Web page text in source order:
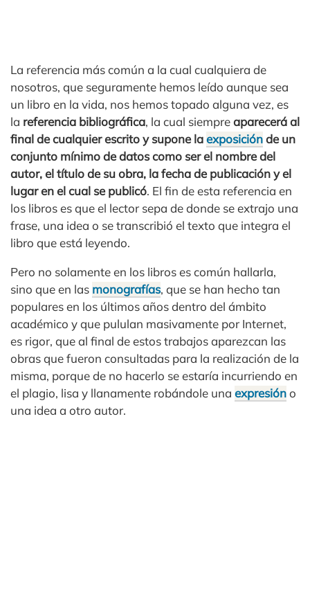
La referencia más común a la cual cualquiera de
nosotros, que seguramente hemos leído aunque sea
un libro en la vida, nos hemos topado alguna vez, es
la referencia bibliográfica, la cual siempreaparecerá al
final de cualquier escrito y supone laexposiciónde un
conjunto mínimo de datos como ser el nombre del
autor, el título de su obra, la fecha de publicación y el
lugar en el cual se publicó. El fin de esta referencia en
los libros es que el lector sepa de donde se extrajo una
frase, una idea o se transcribió el texto que integra el
libro que está leyendo.
Pero no solamente en los libros es común hallarla,
sino que en las monografías, que se han hecho tan
populares en los últimos años dentro del ámbito
académico y que pululan masivamente por Internet,
es rigor, que al final de estos trabajos aparezcan las
obras que fueron consultadas para la realización de la
misma, porque de no hacerlo se estaría incurriendo en
el plagio, lisa y llanamente robándole una expresióno
una idea a otro autor.